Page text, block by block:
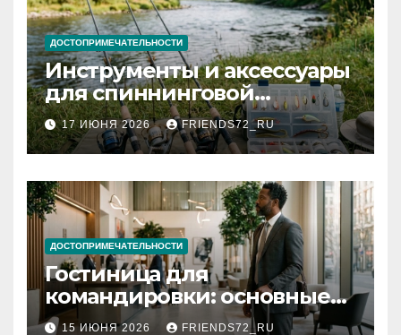
ДОСТОПРИМЕЧАТЕЛЬНОСТИ
Инструменты и аксессуары
для спиннинговой
рыбалки: назначение и
типы
17 ИЮНЯ 2026 FRIENDS72_RU
ДОСТОПРИМЕЧАТЕЛЬНОСТИ
Гостиница для
командировки: основные
критерии выбора
15 ИЮНЯ 2026 FRIENDS72_RU